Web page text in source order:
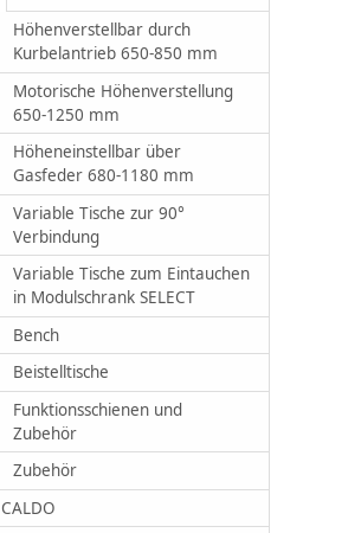
Höhenverstellbar durch
Kurbelantrieb 650-850 mm
Motorische Höhenverstellung
650-1250 mm
Höheneinstellbar über
Gasfeder 680-1180 mm
Variable Tische zur 90°
Verbindung
Variable Tische zum Eintauchen
in Modulschrank SELECT
Bench
Beistelltische
Funktionsschienen und
Zubehör
Zubehör
CALDO